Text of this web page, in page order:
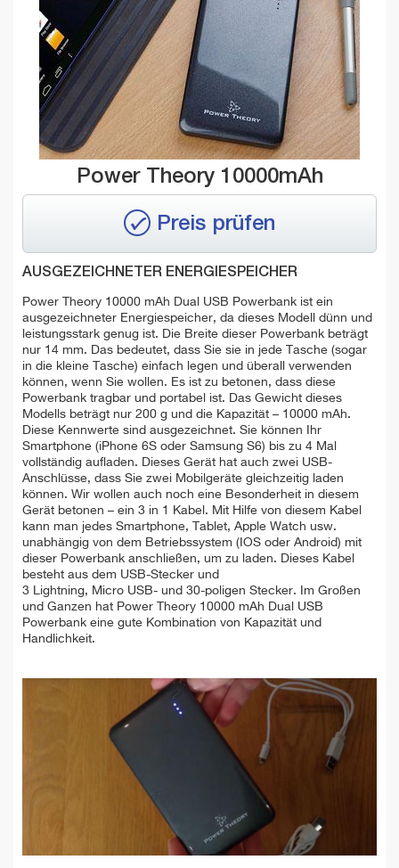
Power Theory 10000mAh
Preis prüfen
AUSGEZEICHNETER ENERGIESPEICHER
Power Theory 10000 mAh Dual USB Powerbank ist ein
ausgezeichneter Energiespeicher, da dieses Modell dünn und
leistungsstark genug ist. Die Breite dieser Powerbank beträgt
nur 14 mm. Das bedeutet, dass Sie sie in jede Tasche (sogar
in die kleine Tasche) einfach legen und überall verwenden
können, wenn Sie wollen. Es ist zu betonen, dass diese
Powerbank tragbar und portabel ist. Das Gewicht dieses
Modells beträgt nur 200 g und die Kapazität – 10000 mAh.
Diese Kennwerte sind ausgezeichnet. Sie können Ihr
Smartphone (iPhone 6S oder Samsung S6) bis zu 4 Mal
vollständig aufladen. Dieses Gerät hat auch zwei USB-
Anschlüsse, dass Sie zwei Mobilgeräte gleichzeitig laden
können. Wir wollen auch noch eine Besonderheit in diesem
Gerät betonen – ein 3 in 1 Kabel. Mit Hilfe von diesem Kabel
kann man jedes Smartphone, Tablet, Apple Watch usw.
unabhängig von dem Betriebssystem (IOS oder Android) mit
dieser Powerbank anschließen, um zu laden. Dieses Kabel
besteht aus dem USB-Stecker und
3 Lightning, Micro USB- und 30-poligen Stecker. Im Großen
und Ganzen hat Power Theory 10000 mAh Dual USB
Powerbank eine gute Kombination von Kapazität und
Handlichkeit.